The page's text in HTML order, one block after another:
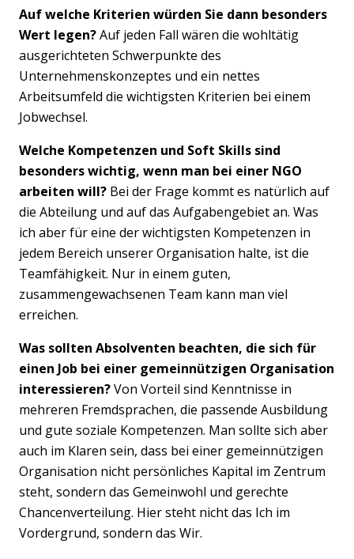
Auf welche Kriterien würden Sie dann besonders
Wert legen?Auf jeden Fall wären die wohltätig
ausgerichteten Schwerpunkte des
Unternehmenskonzeptes und ein nettes
Arbeitsumfeld die wichtigsten Kriterien bei einem
Jobwechsel.
Welche Kompetenzen und Soft Skills sind
besonders wichtig, wenn man bei einer NGO
arbeiten will? Bei der Frage kommt es natürlich auf
die Abteilung und auf das Aufgabengebiet an. Was
ich aber für eine der wichtigsten Kompetenzen in
jedem Bereich unserer Organisation halte, ist die
Teamfähigkeit. Nur in einem guten,
zusammengewachsenen Team kann man viel
erreichen.
Was sollten Absolventen beachten, die sich für
einen Job bei einer gemeinnützigen Organisation
interessieren?Von Vorteil sind Kenntnisse in
mehreren Fremdsprachen, die passende Ausbildung
und gute soziale Kompetenzen. Man sollte sich aber
auch im Klaren sein, dass bei einer gemeinnützigen
Organisation nicht persönliches Kapital im Zentrum
steht, sondern das Gemeinwohl und gerechte
Chancenverteilung. Hier steht nicht das Ich im
Vordergrund, sondern das Wir.